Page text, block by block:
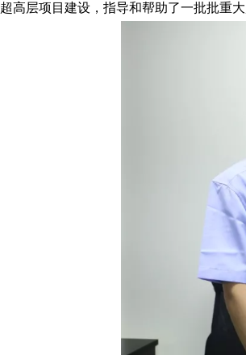
超高层项目建设，指导和帮助了一批批重